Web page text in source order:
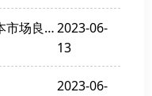
巩固全面注册制成果，锻造资本市场良性生态2023-06-
13
2023-06-